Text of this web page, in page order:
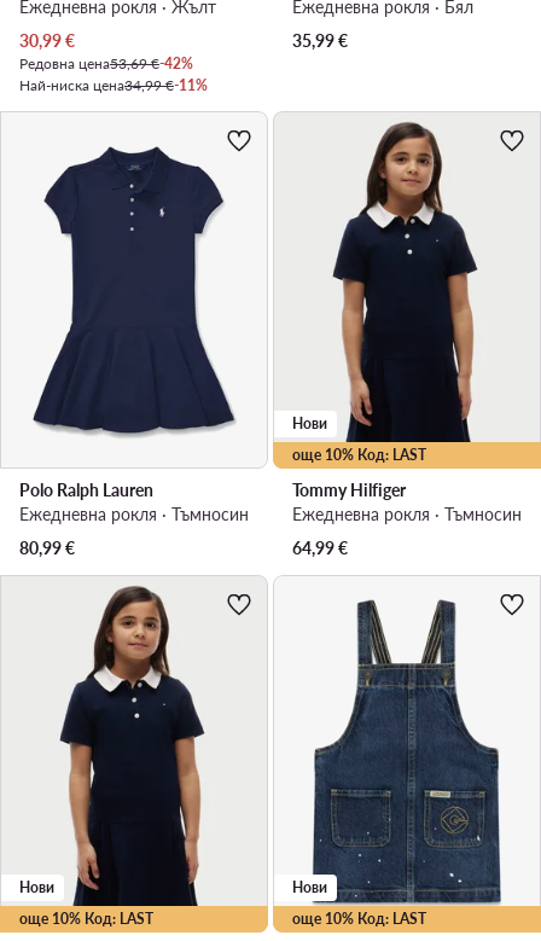
Ежедневна рокля · Жълт
Актуална цена
30,99€
Редовна цена53,69 €-42%
Най-ниска цена34,99 €-11%
Ежедневна рокля · Бял
35,99€
Polo Ralph Lauren
Ежедневна рокля · Тъмносин
80,99€
още 10% Код: LAST
Нови
Tommy Hilfiger
Ежедневна рокля · Тъмносин
64,99€
още 10% Код: LAST
Нови
още 10% Код: LAST
Нови